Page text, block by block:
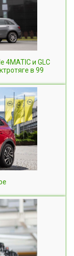
4MATIC и GLC
в 99